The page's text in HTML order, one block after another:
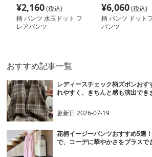
¥2,160(税込)
柄 パンツ 水玉ドット フ
レアパンツ
¥6,060(税込)
柄 パンツ ドット
パンツ
おすすめ記事一覧
レディースチェック柄ズボンおす
れやすく、きちんと感も演出でき
更新日2026-07-19
花柄イージーパンツおすすめ5選
で、コーデに華やかさをプラスで